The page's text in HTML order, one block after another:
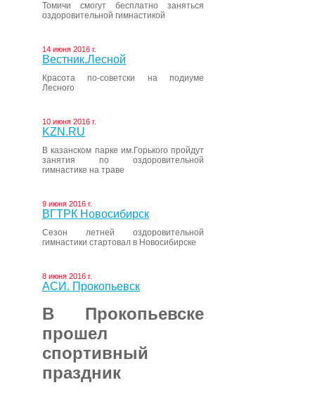
Томичи смогут бесплатно заняться
оздоровительной гимнастикой
14 июня 2016 г.
Вестник.Лесной
Красота по-советски на подиуме
Лесного
10 июня 2016 г.
KZN.RU
В казанском парке им.Горького пройдут
занятия по оздоровительной
гимнастике на траве
9 июня 2016 г.
ВГТРК Новосибирск
Сезон летней оздоровительной
гимнастики стартовал в Новосибирске
8 июня 2016 г.
АСИ. Прокопьевск
В Прокопьевске
прошел
спортивный
праздник